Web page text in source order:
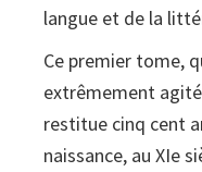
langue et de la
Ce premier tome,
extrêmement
restitue cinq cent
naissance, au XIe